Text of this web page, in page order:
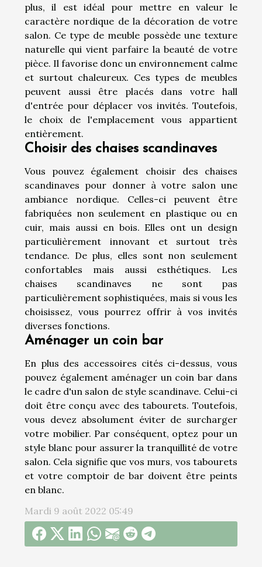
plus, il est idéal pour mettre en valeur le
caractère nordique de la décoration de votre
salon. Ce type de meuble possède une texture
naturelle qui vient parfaire la beauté de votre
pièce. Il favorise donc un environnement calme
et surtout chaleureux. Ces types de meubles
peuvent aussi être placés dans votre hall
d'entrée pour déplacer vos invités. Toutefois,
le choix de l'emplacement vous appartient
entièrement.
Choisir des chaises scandinaves
Vous pouvez également choisir des chaises
scandinaves pour donner à votre salon une
ambiance nordique. Celles-ci peuvent être
fabriquées non seulement en plastique ou en
cuir, mais aussi en bois. Elles ont un design
particulièrement innovant et surtout très
tendance. De plus, elles sont non seulement
confortables mais aussi esthétiques. Les
chaises scandinaves ne sont pas
particulièrement sophistiquées, mais si vous les
choisissez, vous pourrez offrir à vos invités
diverses fonctions.
Aménager un coin bar
En plus des accessoires cités ci-dessus, vous
pouvez également aménager un coin bar dans
le cadre d'un salon de style scandinave. Celui-ci
doit être conçu avec des tabourets. Toutefois,
vous devez absolument éviter de surcharger
votre mobilier. Par conséquent, optez pour un
style blanc pour assurer la tranquillité de votre
salon. Cela signifie que vos murs, vos tabourets
et votre comptoir de bar doivent être peints
en blanc.
Mardi 9 août 2022 05:49